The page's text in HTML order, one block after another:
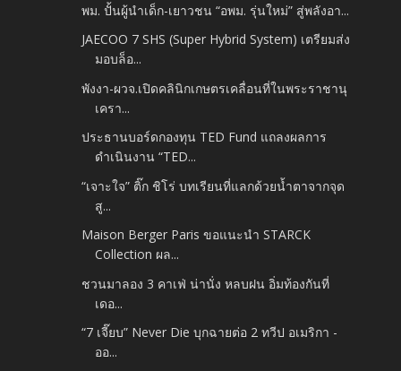
พม. ปั้นผู้นำเด็ก-เยาวชน “อพม. รุ่นใหม่” สู่พลังอา...
JAECOO 7 SHS (Super Hybrid System) เตรียมส่ง
มอบล็อ...
พังงา-ผวจ.เปิดคลินิกเกษตรเคลื่อนที่ในพระราชานุ
เครา...
ประธานบอร์ดกองทุน TED Fund แถลงผลการ
ดำเนินงาน “TED...
“เจาะใจ” ติ๊ก ชิโร่ บทเรียนที่แลกด้วยน้ำตาจากจุด
สู...
Maison Berger Paris ขอแนะนำ STARCK
Collection ผล...
ชวนมาลอง 3 คาเฟ่ น่านั่ง หลบฝน อิ่มท้องกันที่
เดอ...
“7 เจี๊ยบ” Never Die บุกฉายต่อ 2 ทวีป อเมริกา -
ออ...